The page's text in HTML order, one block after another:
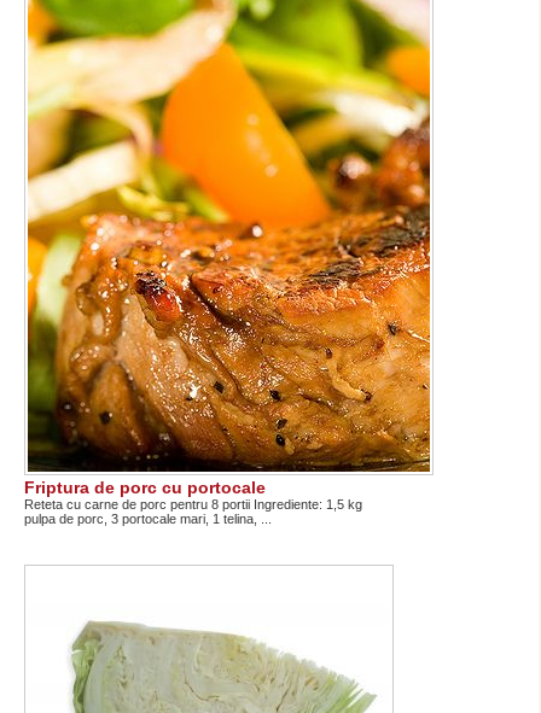
Friptura de porc cu portocale
Reteta cu carne de porc pentru 8 portii Ingrediente: 1,5 kg
pulpa de porc, 3 portocale mari, 1 telina, ...